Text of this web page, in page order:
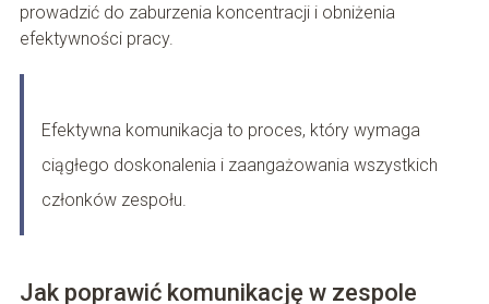
prowadzić do zaburzenia koncentracji i obniżenia
efektywności pracy.
Efektywna komunikacja to proces, który wymaga
ciągłego doskonalenia i zaangażowania wszystkich
członków zespołu.
Jak poprawić komunikację w zespole